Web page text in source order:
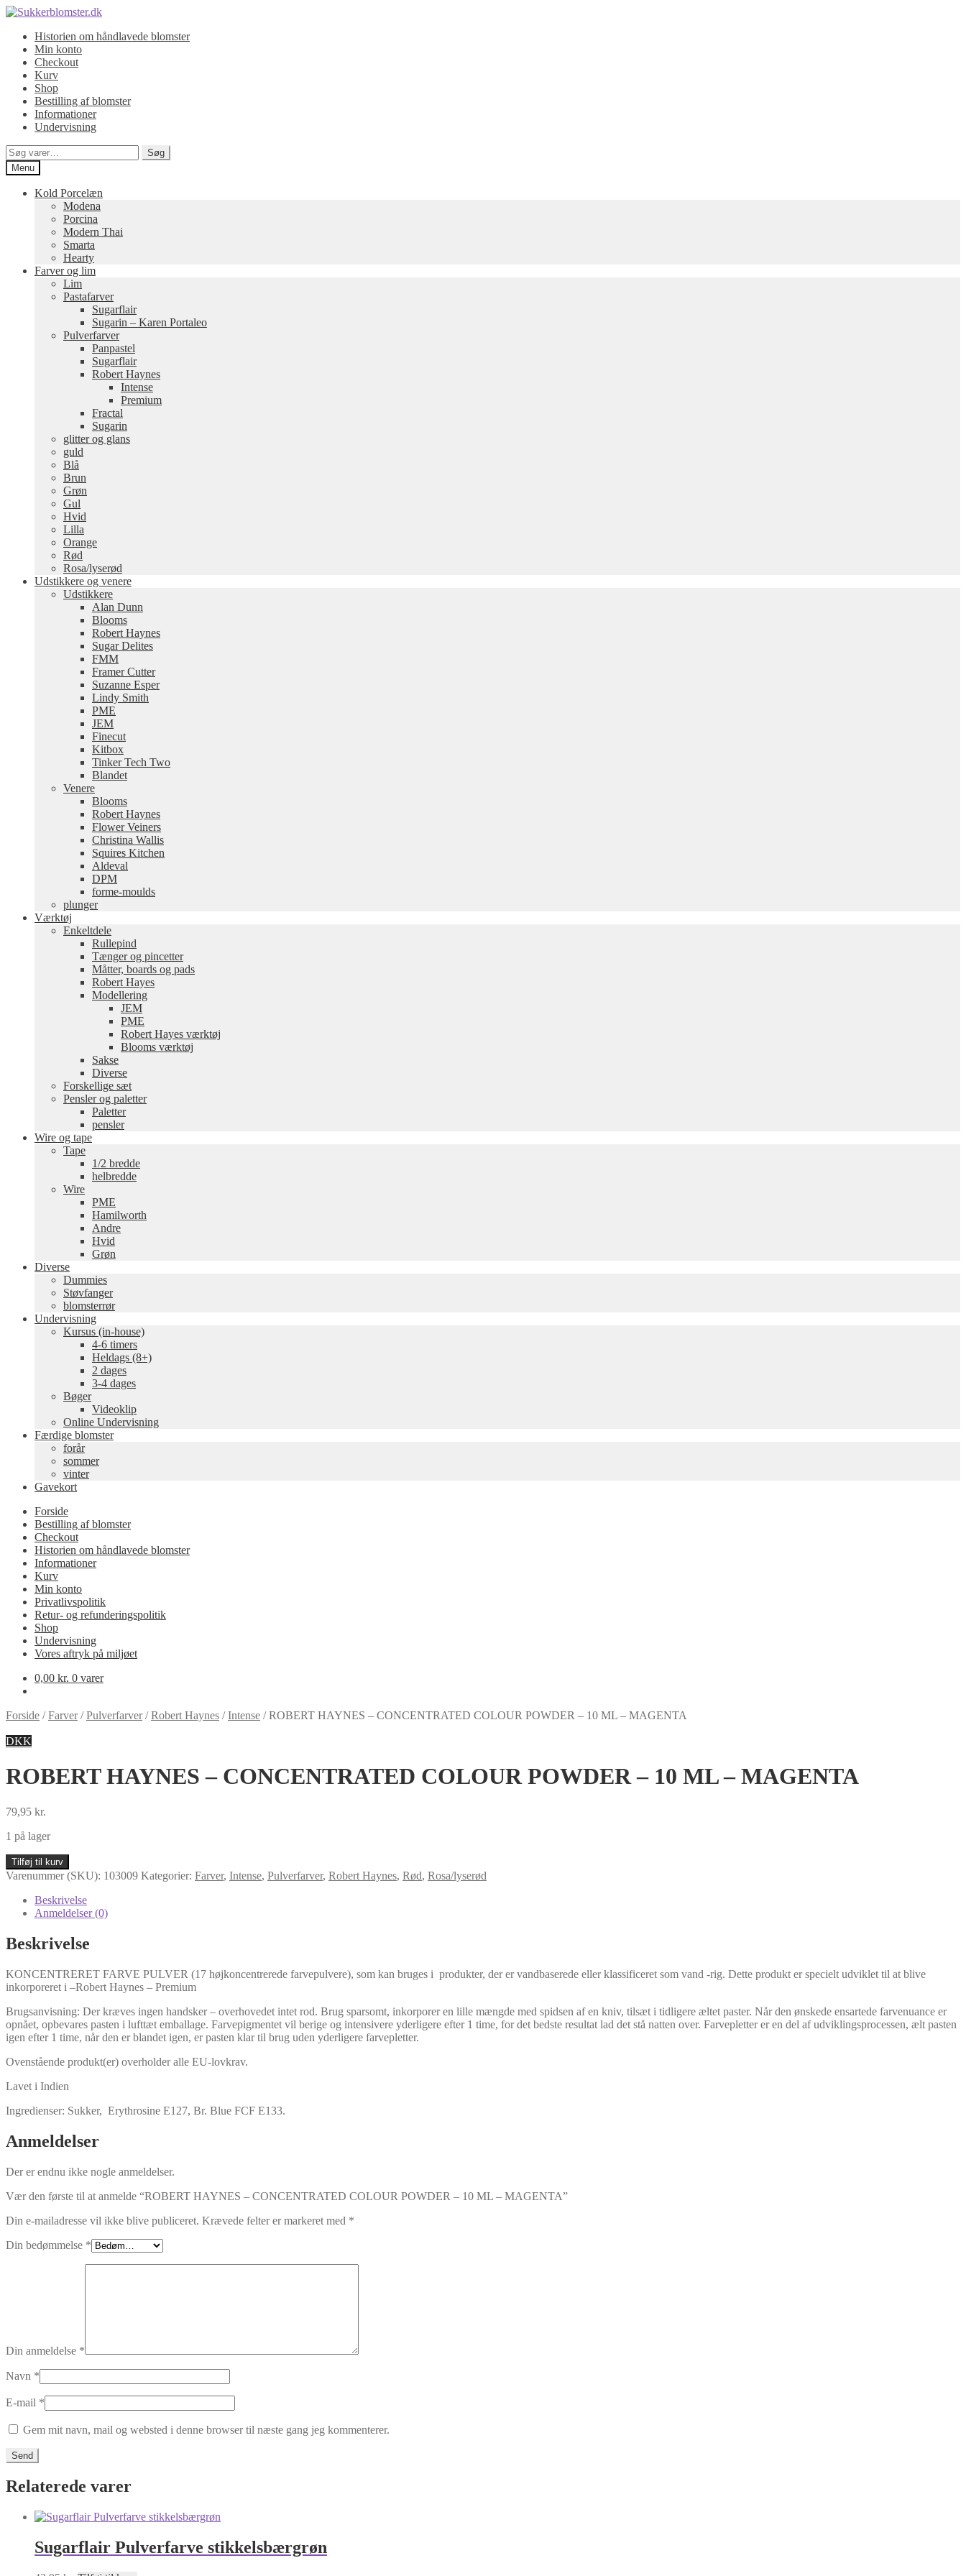
Spring
navigation
Spring
indholdHistorien om håndlavede blomster
Min konto
Checkout
Kurv
Shop
Bestilling af blomster
Informationer
Undervisning
Søg
efter:
Søg
Menu
Kold Porcelæn
Modena
Porcina
Modern Thai
Smarta
Hearty
Farver og lim
Lim
Pastafarver
Sugarflair
Sugarin – Karen Portaleo
Pulverfarver
Panpastel
Sugarflair
Robert Haynes
Intense
Premium
Fractal
Sugarin
glitter og glans
guld
Blå
Brun
Grøn
Gul
Hvid
Lilla
Orange
Rød
Rosa/lyserød
Udstikkere og venere
Udstikkere
Alan Dunn
Blooms
Robert Haynes
Sugar Delites
FMM
Framer Cutter
Suzanne Esper
Lindy Smith
PME
JEM
Finecut
Kitbox
Tinker Tech Two
Blandet
Venere
Blooms
Robert Haynes
Flower Veiners
Christina Wallis
Squires Kitchen
Aldeval
DPM
forme-moulds
plunger
Værktøj
Enkeltdele
Rullepind
Tænger og pincetter
Måtter, boards og pads
Robert Hayes
Modellering
JEM
PME
Robert Hayes værktøj
Blooms værktøj
Sakse
Diverse
Forskellige sæt
Pensler og paletter
Paletter
pensler
Wire og tape
Tape
1/2 bredde
helbredde
Wire
PME
Hamilworth
Andre
Hvid
Grøn
Diverse
Dummies
Støvfanger
blomsterrør
Undervisning
Kursus (in-house)
4-6 timers
Heldags (8+)
2 dages
3-4 dages
Bøger
Videoklip
Online Undervisning
Færdige blomster
forår
sommer
vinter
Gavekort
Forside
Bestilling af blomster
Checkout
Historien om håndlavede blomster
Informationer
Kurv
Min konto
Privatlivspolitik
Retur- og refunderingspolitik
Shop
Undervisning
Vores aftryk på miljøet
0,00 kr. 0 varer
Forside /Farver/Pulverfarver/Robert Haynes /Intense /ROBERT HAYNES – CONCENTRATED COLOUR POWDER – 10 ML – MAGENTA
DKK
ROBERT HAYNES – CONCENTRATED COLOUR POWDER – 10 ML – MAGENTA
79,95 kr.
1 på lager
ROBERT
HAYNES
CONCENTRATED
COLOUR
-
10
-
MAGENTA
Tilføj til kurv
Varenummer (SKU): 103009 Kategorier: Farver, Intense, Pulverfarver, Robert Haynes, Rød, Rosa/lyserød
Beskrivelse
Anmeldelser (0)
Beskrivelse
KONCENTRERET FARVE PULVER (17 højkoncentrerede farvepulvere), som kan bruges i produkter, der er vandbaserede eller klassificeret som vand -rig. Dette produkt er specielt udviklet til at blive
inkorporeret i –Robert Haynes – Premium
Brugsanvisning: Der kræves ingen handsker – overhovedet intet rod. Brug sparsomt, inkorporer en lille mængde med spidsen af ​​en kniv, tilsæt i tidligere æltet paster. Når den ønskede ensartede farvenuance er
opnået, opbevares pasten i lufttæt emballage. Farvepigmentet vil berige og intensivere yderligere efter 1 time, for det bedste resultat lad det stå natten over. Farvepletter er en del af udviklingsprocessen, ælt pasten
igen efter 1 time, når den er blandet igen, er pasten klar til brug uden yderligere farvepletter.
Ovenstående produkt(er) overholder alle EU-lovkrav.
Lavet i Indien
Ingredienser: Sukker, Erythrosine E127, Br. Blue FCF E133.
Anmeldelser
Der er endnu ikke nogle anmeldelser.
Vær den første til at anmelde “ROBERT HAYNES – CONCENTRATED COLOUR POWDER – 10 ML – MAGENTA”
Din e-mailadresse vil ikke blive publiceret. Krævede felter er markeret med *
Din bedømmelse *
Din anmeldelse *
Navn *
E-mail *
Gem mit navn, mail og websted i denne browser til næste gang jeg kommenterer.
Relaterede varer
Sugarflair Pulverfarve stikkelsbærgrøn